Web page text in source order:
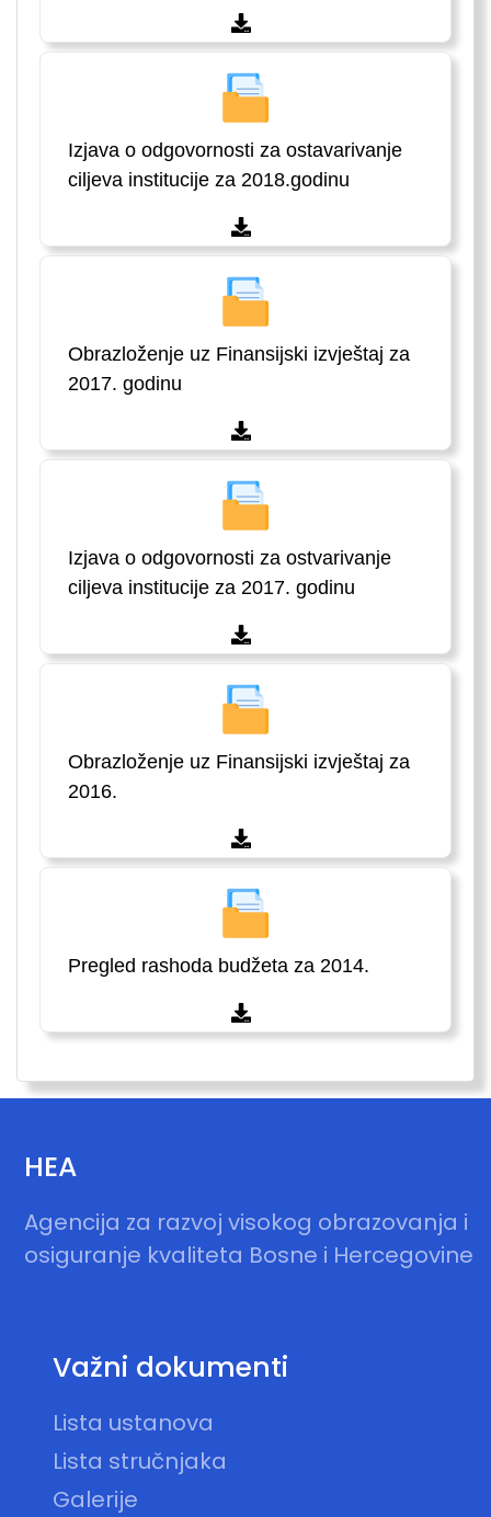
Izjava o odgovornosti za ostavarivanje
ciljeva institucije za 2018.godinu
Obrazloženje uz Finansijski izvještaj za
2017. godinu
Izjava o odgovornosti za ostvarivanje
ciljeva institucije za 2017. godinu
Obrazloženje uz Finansijski izvještaj za
2016.
Pregled rashoda budžeta za 2014.
HEA
Agencija za razvoj visokog obrazovanja i
osiguranje kvaliteta Bosne i Hercegovine
Važni dokumenti
Lista ustanova
Lista stručnjaka
Galerije